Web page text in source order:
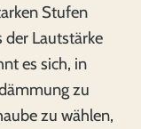
Stufen
der Lautstärke
es sich, in
zu
zu wählen,